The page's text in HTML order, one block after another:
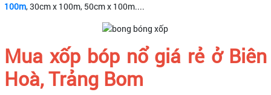
100m, 30cm x 100m, 50cm x 100m....
Mua xốp bóp nổ giá rẻ ở Biên
Hoà, Trảng Bom